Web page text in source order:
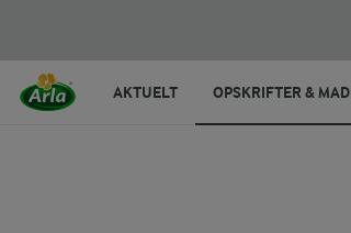
AKTUELT OPSKRIFTER & MAD